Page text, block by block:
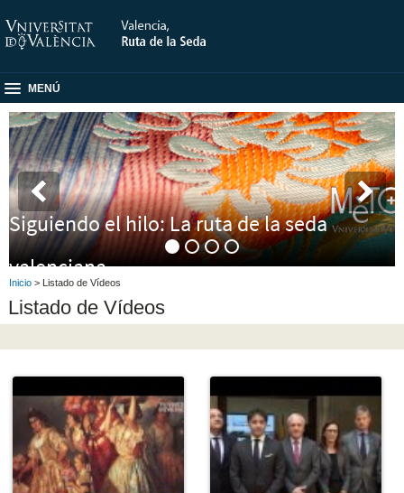
MENÚ
Siguiendo el hilo: La ruta de la seda
valenciana
Inicio > Listado de Vídeos
Listado de Vídeos